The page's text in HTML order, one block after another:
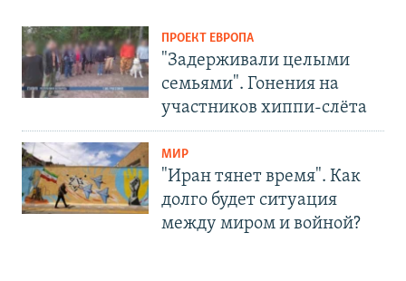
ПРОЕКТ ЕВРОПА
"Задерживали целыми
семьями". Гонения на
участников хиппи-слёта
МИР
"Иран тянет время". Как
долго будет ситуация
между миром и войной?